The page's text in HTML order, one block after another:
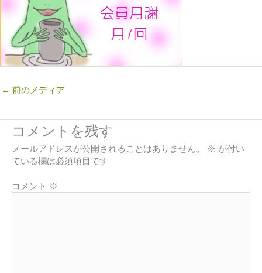
← 前のメディア
コメントを残す
メールアドレスが公開されることはありません。 ※ が付い
ている欄は必須項目です
コメント ※